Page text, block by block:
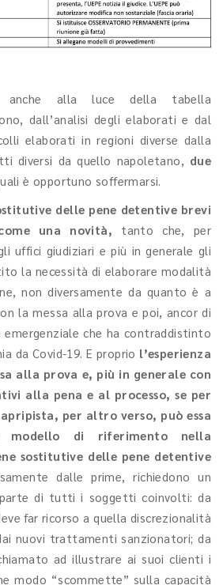
anche alla luce della tabella
dall’analisi degli elaborati e dal
elaborati in regioni diverse dalla
diversi da quello napoletano, due
è opportuno soffermarsi.
delle pene detentive brevi
una novità, tanto che, per
uffici giudiziari e più in generale gli
la necessità di elaborare modalità
non diversamente da quanto è a
la messa alla prova e poi, ancor di
che ha contraddistinto
da Covid-19. E proprio l’esperienza
alla prova e, più in generale con
alla pena e al processo, se per
per altro verso, può essa
modello di riferimento nella
sostitutive delle pene detentive
dalle prime, richiedono un
di tutti i soggetti coinvolti: da
far ricorso a quella discrezionalità
nuovi trattamenti sanzionatori; da
ad illustrare ai suoi clienti i
modo “scommette” sulla capacità